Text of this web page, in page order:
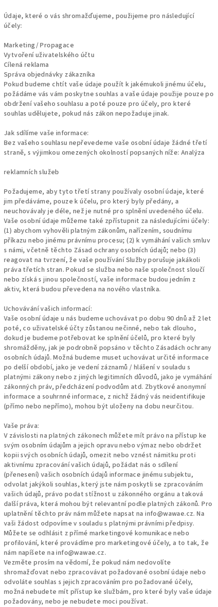
Údaje, které o vás shromažďujeme, použijeme pro následující
účely:
Marketing/ Propagace
Vytvoření uživatelského účtu
Cílená reklama
Správa objednávky zákazníka
Pokud budeme chtít vaše údaje použít k jakémukoli jinému účelu,
požádáme vás vám poskytne souhlas a vaše údaje použije pouze po
obdržení vašeho souhlasu a poté pouze pro účely, pro které
souhlas udělujete, pokud nás zákon nepožaduje jinak.
Jak sdílíme vaše informace:
Bez vašeho souhlasu nepřevedeme vaše osobní údaje žádné třetí
straně, s výjimkou omezených okolností popsaných níže: Analýza
reklamních služeb
Požadujeme, aby tyto třetí strany používaly osobní údaje, které
jim předáváme, pouze k účelu, pro který byly předány, a
neuchovávaly je déle, než je nutné pro splnění uvedeného účelu.
Vaše osobní údaje můžeme také zpřístupnit za následujícími účely:
(1) abychom vyhověli platným zákonům, nařízením, soudnímu
příkazu nebo jinému právnímu procesu; (2) k vymáhání vašich smluv
s námi, včetně těchto Zásad ochrany osobních údajů; nebo (3)
reagovat na tvrzení, že vaše používání Služby porušuje jakákoli
práva třetích stran. Pokud se služba nebo naše společnost sloučí
nebo získá s jinou společností, vaše informace budou jedním z
aktiv, která budou převedena na nového vlastníka.
Uchovávání vašich informací:
Vaše osobní údaje u nás budeme uchovávat po dobu 90 dnů až 2 let
poté, co uživatelské účty zůstanou nečinné, nebo tak dlouho,
dokud je budeme potřebovat ke splnění účelů, pro které byly
shromážděny, jak je podrobně popsáno v těchto Zásadách ochrany
osobních údajů. Možná budeme muset uchovávat určité informace
po delší období, jako je vedení záznamů / hlášení v souladu s
platnými zákony nebo z jiných legitimních důvodů, jako je vymáhání
zákonných práv, předcházení podvodům atd. Zbytkové anonymní
informace a souhrnné informace, z nichž žádný vás neidentifikuje
(přímo nebo nepřímo), mohou být uloženy na dobu neurčitou.
Vaše práva:
V závislosti na platných zákonech můžete mít právo na přístup ke
svým osobním údajům a jejich opravu nebo výmaz nebo obdržet
kopii svých osobních údajů, omezit nebo vznést námitku proti
aktivnímu zpracování vašich údajů, požádat nás o sdílení
(přenesení) vašich osobních údajů informace jinému subjektu,
odvolat jakýkoli souhlas, který jste nám poskytli se zpracováním
vašich údajů, právo podat stížnost u zákonného orgánu a taková
další práva, která mohou být relevantní podle platných zákonů. Pro
uplatnění těchto práv nám můžete napsat na info@wawae.cz. Na
vaši žádost odpovíme v souladu s platnými právními předpisy.
Můžete se odhlásit z přímé marketingové komunikace nebo
profilování, které provádíme pro marketingové účely, a to tak, že
nám napíšete na info@wawae.cz.
Vezměte prosím na vědomí, že pokud nám nedovolíte
shromažďovat nebo zpracovávat požadované osobní údaje nebo
odvoláte souhlas s jejich zpracováním pro požadované účely,
možná nebudete mít přístup ke službám, pro které byly vaše údaje
požadovány, nebo je nebudete moci používat.